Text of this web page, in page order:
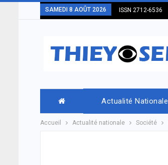
SAMEDI 8 AOÛT 2026 ISSN 2712-6536
Actualité Nationale
Accueil Actualité nationale Société